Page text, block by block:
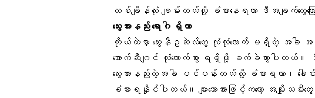
တစ်ချိန်လုံး ချမ်းတယ်လို့ ခံစားနေရတာ ဒီအချက်တွေကြ
သွေးအားနည်း ရောဂါ ရှိတာ
ကိုယ်ထဲမှာ သွေးနီဥဆဲလ်တွေ လုံလုံလောက် မရှိတဲ့ အခါ
အောက်ဆီဂျင် လုံလောက်စွာ ရရှိဖို့ ခက်ခဲသွားပါတယ်။ ဒီအ
သွေးအားနည်းတဲ့အခါ ပင်ပန်းတယ်လို့ ခံစားရတာ၊ ခေ
ခံစားရနိုင်ပါတယ်။ များသောအားဖြင့်ကတော့ အမျိုးသမီးတွေ